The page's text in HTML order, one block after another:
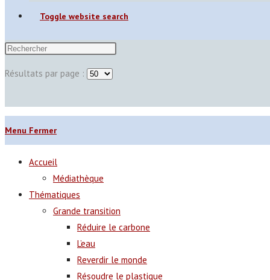
Toggle website search
Résultats par page :
Menu Fermer
Accueil
Médiathèque
Thématiques
Grande transition
Réduire le carbone
L’eau
Reverdir le monde
Résoudre le plastique